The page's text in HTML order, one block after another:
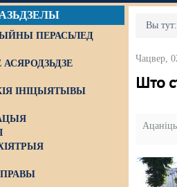
ПЕРАСЬЛЕД
АСЯРОДЗЬДЗЕ
ІНІЦЫЯТЫВЫ
Вы
Чацвер,
Што